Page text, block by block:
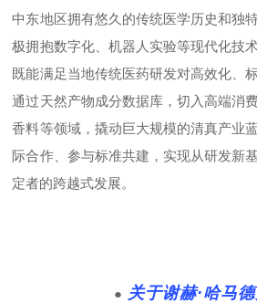
中东地区拥有悠久的传统医学历史和独
极拥抱数字化、机器人实验等现代化技
既能满足当地传统医药研发对高效化、
通过天然产物成分数据库，切入高端消
香料等领域，撬动巨大规模的清真产业
际合作、参与标准共建，实现从研发新
定者的跨越式发展。
● 关于谢赫·哈马